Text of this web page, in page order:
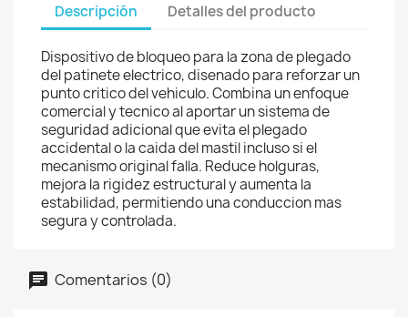
Descripción Detalles del producto
Dispositivo de bloqueo para la zona de plegado
del patinete electrico, disenado para reforzar un
punto critico del vehiculo. Combina un enfoque
comercial y tecnico al aportar un sistema de
seguridad adicional que evita el plegado
accidental o la caida del mastil incluso si el
mecanismo original falla. Reduce holguras,
mejora la rigidez estructural y aumenta la
estabilidad, permitiendo una conduccion mas
segura y controlada.
Comentarios (0)